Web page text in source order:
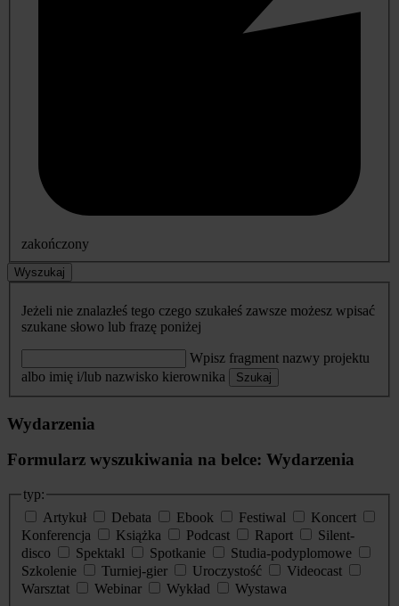
zakończony
Wyszukaj
Jeżeli nie znalazłeś tego czego szukałeś zawsze możesz wpisać
szukane słowo lub frazę poniżej
Wpisz fragment nazwy projektu
albo imię i/lub nazwisko kierownika
Szukaj
Wydarzenia
Formularz wyszukiwania na belce: Wydarzenia
typ:
Artykuł
Debata Ebook Festiwal
Koncert
Konferencja
Książka Podcast Raport
Silent-
disco
Spektakl Spotkanie
Studia-podyplomowe
Szkolenie
Turniej-gier Uroczystość
Videocast
Warsztat
Webinar Wykład
Wystawa